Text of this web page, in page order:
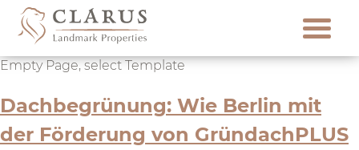
Skip
content
Empty Page, select Template
Dachbegrünung: Wie Berlin mit
der Förderung von GründachPLUS